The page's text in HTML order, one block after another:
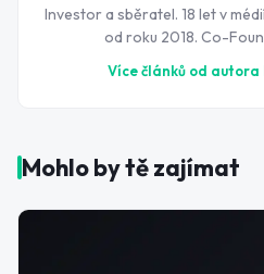
Investor a sběratel. 18 let v
od roku 2018. Co-
Více článků od autora
Mohlo by tě zajímat